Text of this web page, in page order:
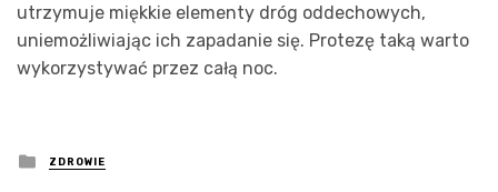
utrzymuje miękkie elementy dróg oddechowych,
uniemożliwiając ich zapadanie się. Protezę taką warto
wykorzystywać przez całą noc.
Posted
in
ZDROWIE